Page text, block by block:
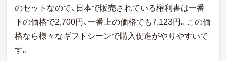
のセットなので、日本で販売されている権利書は一番
下の価格で2,700円、一番上の価格でも7,123円。この価
格なら様々なギフトシーンで購入促進がやりやすいで
す。